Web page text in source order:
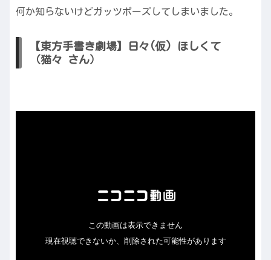
何か知らないけどガッツポーズしてしまいました。
【東方手書き劇場】日々(仮) ほしくて
（猫々 さん）